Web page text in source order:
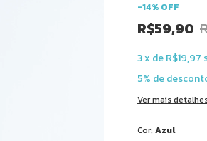
-14% OFF
R$59,90
3x deR$19,97
5% de
Ver mais
Cor: Azul